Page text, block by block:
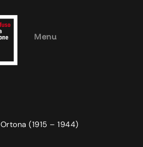
Menu
(1915 – 1944)